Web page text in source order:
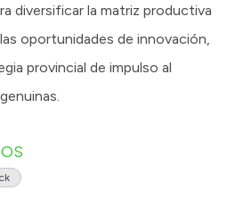
diversificar la matriz productiva
oportunidades de innovación,
provincial de impulso al